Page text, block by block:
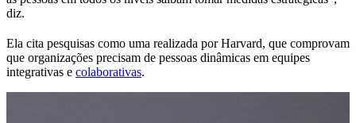
diz.
Ela cita pesquisas como uma realizada por Harvard, que comprovam
que organizações precisam de pessoas dinâmicas em equipes
integrativas e colaborativas.